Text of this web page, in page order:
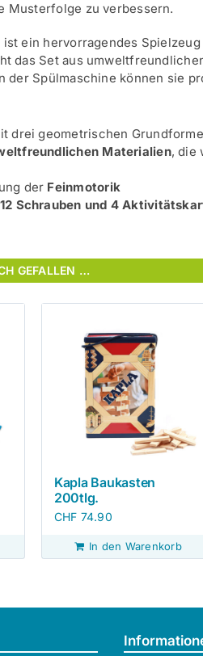
Musterfolge zu verbessern.
ist ein hervorragendes
das Set aus
der Spülmaschine können sie
drei geometrischen
Materialien, die
der Feinmotorik
Schrauben und 4
GEFALLEN …
Kapla Baukasten
200tlg.
CHF 74.90
In den Warenkorb